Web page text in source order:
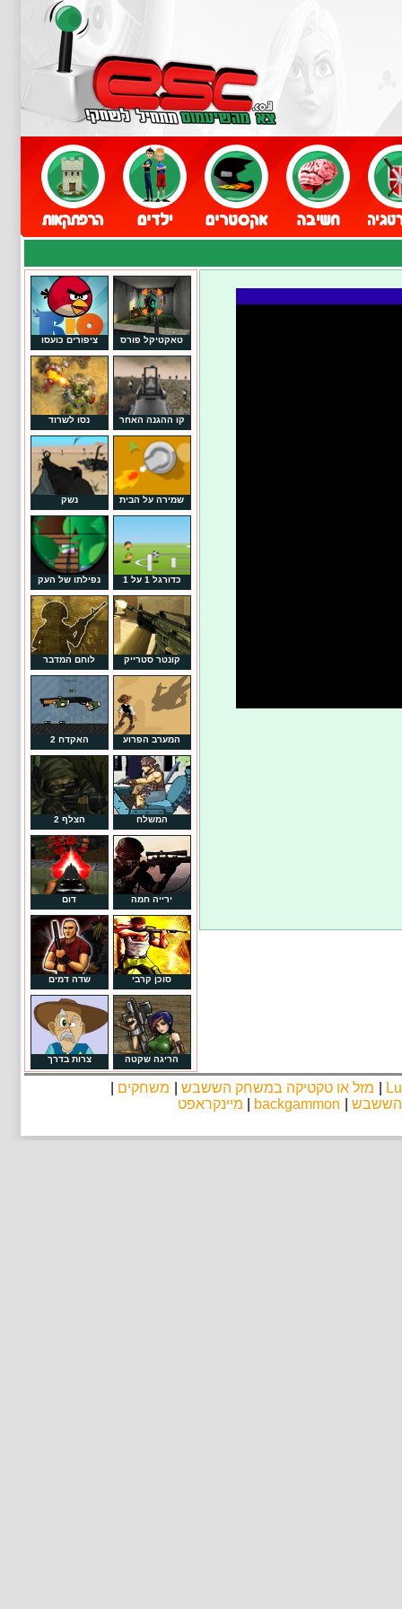
טאקטיקל פורס ציפורים כועסו
קו ההגנה האחר נסו לשרוד
שמירה על הבית נשק
כדורגל 1 על 1 נפילתו של העק
קונטר סטרייק לוחם המדבר
המערב הפרוע האקדח 2
המשלח הצלף 2
ירייה חמה דום
סוכן קרבי שדה דמים
הריגה שקטה צרות בדרך
מזל או טקטיקה במשחק הששבש משחקים
הששבש
backgammon מיינקראפט